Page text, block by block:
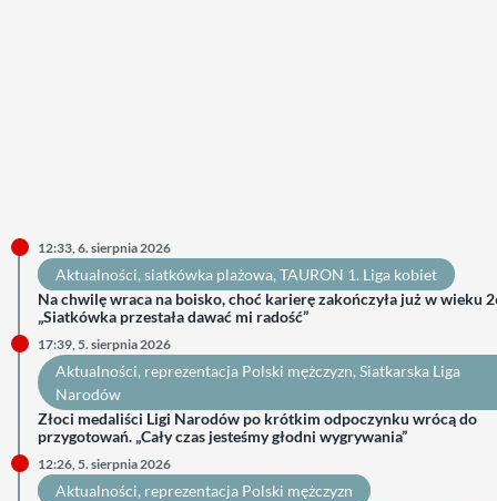
12:33, 6. sierpnia 2026
Aktualności, siatkówka plażowa, TAURON 1. Liga kobiet
Na chwilę wraca na boisko, choć karierę zakończyła już w wieku
„Siatkówka przestała dawać mi radość”
17:39, 5. sierpnia 2026
Aktualności, reprezentacja Polski mężczyzn, Siatkarska Liga
Narodów
Złoci medaliści Ligi Narodów po krótkim odpoczynku wrócą do
przygotowań. „Cały czas jesteśmy głodni wygrywania”
12:26, 5. sierpnia 2026
Aktualności, reprezentacja Polski mężczyzn